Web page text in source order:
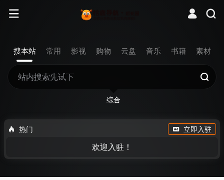
搜本站 常用 影视 购物 云盘 音乐 书籍 素材
综合
热门 立即入驻
欢迎入驻！